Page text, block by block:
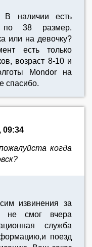
В наличии есть
по 38 размер.
или на девочку?
есть только
возраст 8-10 и
Mondor на
спасибо.
09:34
когда
извинения за
не смог вчера
служба
поезд